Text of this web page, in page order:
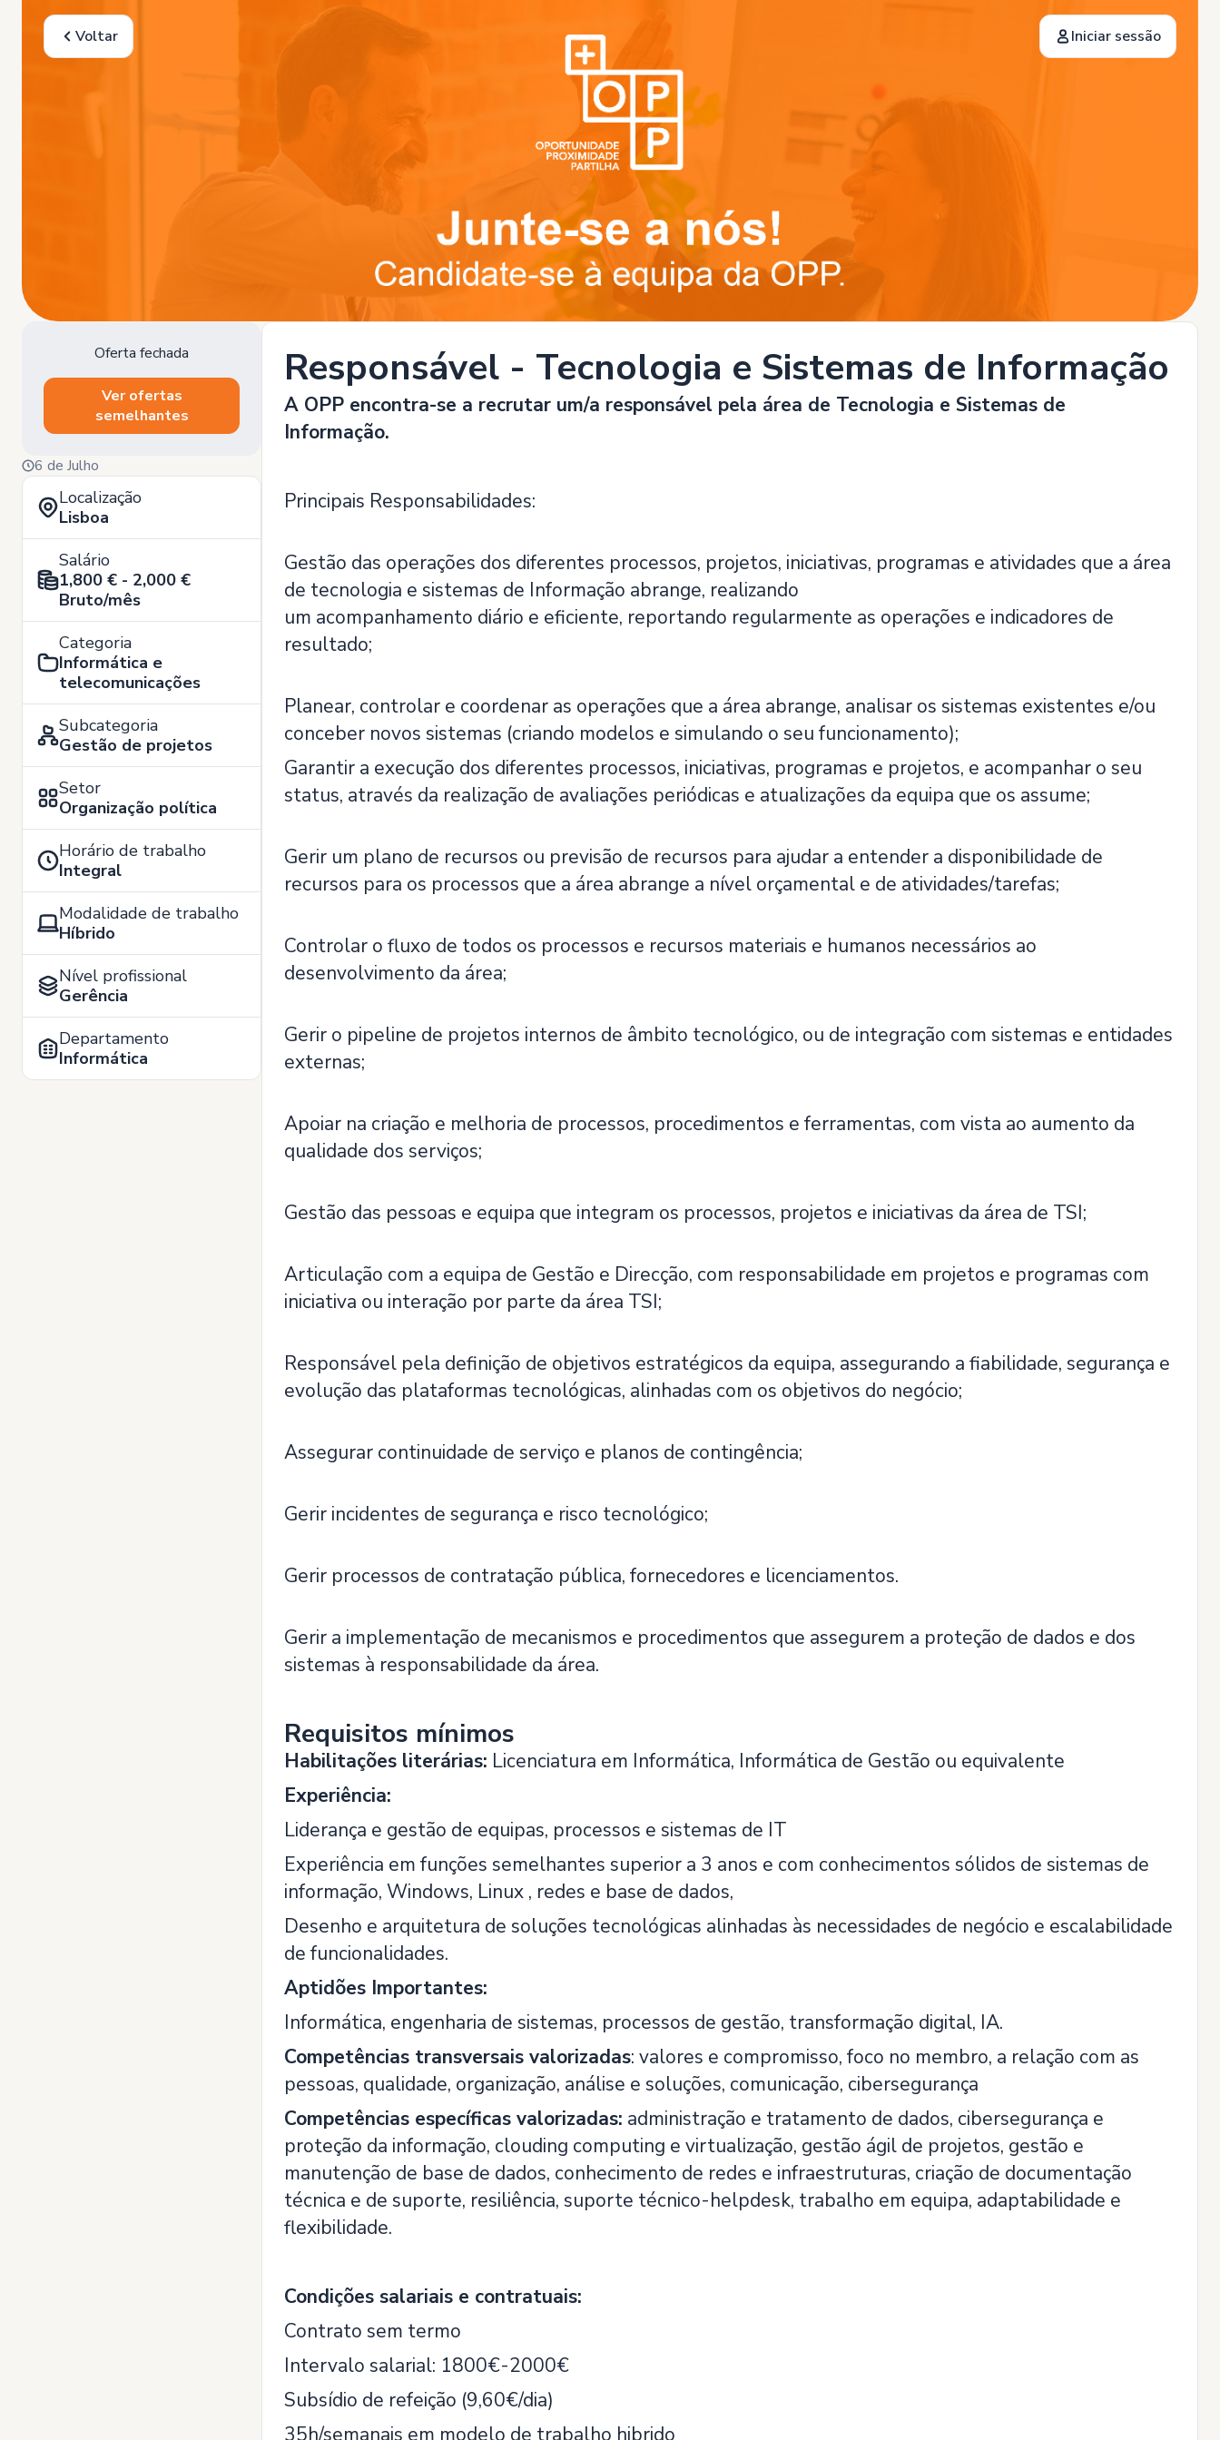
Voltar Iniciar sessão
Oferta fechada
Ver ofertas
semelhantes
6 de Julho
Localização
Lisboa
Salário
1,800 € - 2,000 €
Bruto/mês
Categoria
Informática e
telecomunicações
Subcategoria
Gestão de projetos
Setor
Organização política
Horário de trabalho
Integral
Modalidade de trabalho
Híbrido
Nível profissional
Gerência
Departamento
Informática
Responsável - Tecnologia e Sistemas de Informação
A OPP encontra-se a recrutar um/a responsável pela área de Tecnologia e Sistemas de
Informação.
Principais Responsabilidades:
Gestão das operações dos diferentes processos, projetos, iniciativas, programas e atividades que a área
de tecnologia e sistemas de Informação abrange, realizando
um acompanhamento diário e eficiente, reportando regularmente as operações e indicadores de
resultado;
Planear, controlar e coordenar as operações que a área abrange, analisar os sistemas existentes e/ou
conceber novos sistemas (criando modelos e simulando o seu funcionamento);
Garantir a execução dos diferentes processos, iniciativas, programas e projetos, e acompanhar o seu
status, através da realização de avaliações periódicas e atualizações da equipa que os assume;
Gerir um plano de recursos ou previsão de recursos para ajudar a entender a disponibilidade de
recursos para os processos que a área abrange a nível orçamental e de atividades/tarefas;
Controlar o fluxo de todos os processos e recursos materiais e humanos necessários ao
desenvolvimento da área;
Gerir o pipeline de projetos internos de âmbito tecnológico, ou de integração com sistemas e entidades
externas;
Apoiar na criação e melhoria de processos, procedimentos e ferramentas, com vista ao aumento da
qualidade dos serviços;
Gestão das pessoas e equipa que integram os processos, projetos e iniciativas da área de TSI;
Articulação com a equipa de Gestão e Direcção, com responsabilidade em projetos e programas com
iniciativa ou interação por parte da área TSI;
Responsável pela definição de objetivos estratégicos da equipa, assegurando a fiabilidade, segurança e
evolução das plataformas tecnológicas, alinhadas com os objetivos do negócio;
Assegurar continuidade de serviço e planos de contingência;
Gerir incidentes de segurança e risco tecnológico;
Gerir processos de contratação pública, fornecedores e licenciamentos.
Gerir a implementação de mecanismos e procedimentos que assegurem a proteção de dados e dos
sistemas à responsabilidade da área.
Requisitos mínimos
Habilitações literárias: Licenciatura em Informática, Informática de Gestão ou equivalente
Experiência:
Liderança e gestão de equipas, processos e sistemas de IT
Experiência em funções semelhantes superior a 3 anos e com conhecimentos sólidos de sistemas de
informação, Windows, Linux , redes e base de dados,
Desenho e arquitetura de soluções tecnológicas alinhadas às necessidades de negócio e escalabilidade
de funcionalidades.
Aptidões Importantes:
Informática, engenharia de sistemas, processos de gestão, transformação digital, IA.
Competências transversais valorizadas: valores e compromisso, foco no membro, a relação com as
pessoas, qualidade, organização, análise e soluções, comunicação, cibersegurança
Competências específicas valorizadas: administração e tratamento de dados, cibersegurança e
proteção da informação, clouding computing e virtualização, gestão ágil de projetos, gestão e
manutenção de base de dados, conhecimento de redes e infraestruturas, criação de documentação
técnica e de suporte, resiliência, suporte técnico-helpdesk, trabalho em equipa, adaptabilidade e
flexibilidade.
Condições salariais e contratuais:
Contrato sem termo
Intervalo salarial: 1800€-2000€
Subsídio de refeição (9,60€/dia)
35h/semanais em modelo de trabalho hibrido